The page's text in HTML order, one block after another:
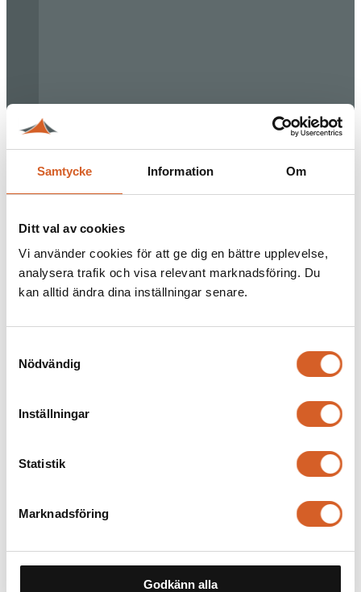
Samtycke Information Om
Ditt val av cookies
Vi använder cookies för att ge dig en bättre upplevelse,
analysera trafik och visa relevant marknadsföring. Du
kan alltid ändra dina inställningar senare.
Nödvändig
Inställningar
Statistik
Marknadsföring
Godkänn alla